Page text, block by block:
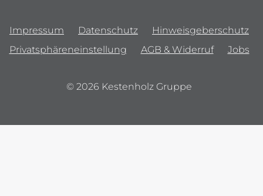
Impressum Datenschutz
Hinweisgeberschutz
Privatsphäreneinstellung
AGB & Widerruf Jobs
© 2026 Kestenholz Gruppe